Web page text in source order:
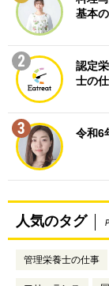
基本
2
認定
士の
3 令和6
人気のタグ
管理栄養士の仕事